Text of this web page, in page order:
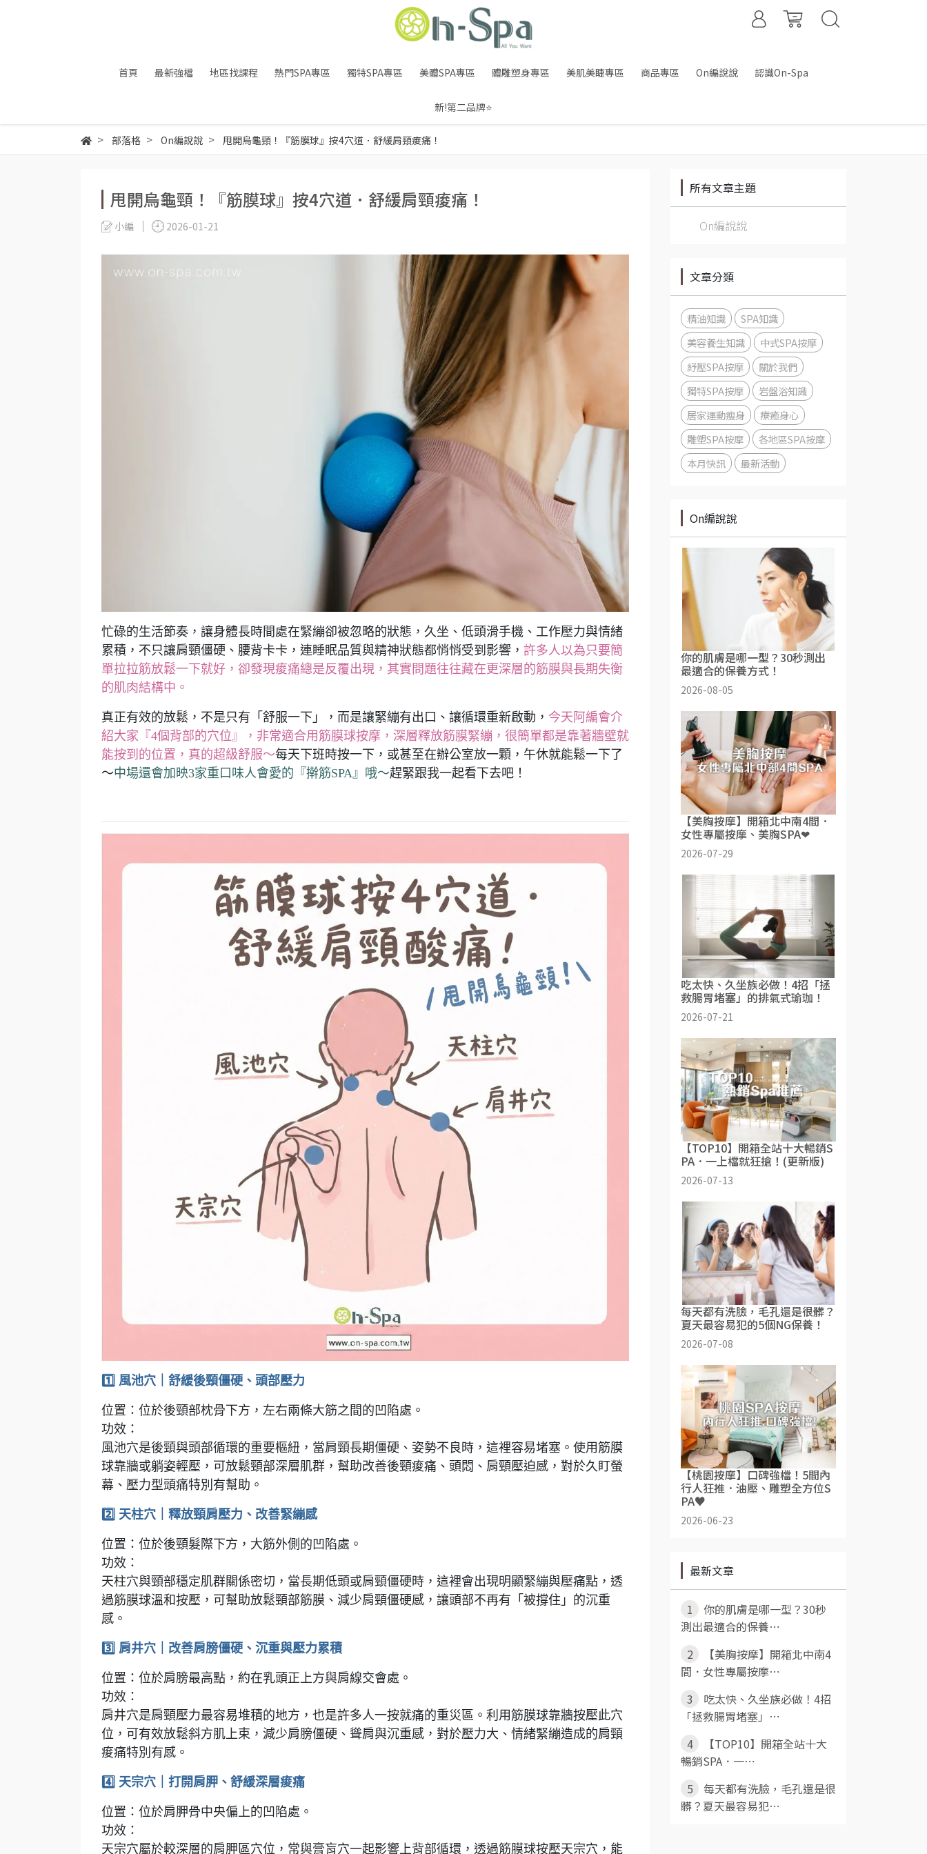
首頁 最新強檔 地區找課程 熱門SPA專區 獨特SPA專區 美體SPA專區 體雕塑身專區 美肌美睫專區 商品專區 On編說說 認識On-Spa
新!第二品牌⭐
部落格 On編說說 甩開烏龜頸！『筋膜球』按4穴道．舒緩肩頸痠痛！
甩開烏龜頸！『筋膜球』按4穴道．舒緩肩頸痠痛！
小編 2026-01-21
忙碌的生活節奏，讓身體長時間處在緊繃卻被忽略的狀態，久坐、低頭滑手機、工作壓力與情緒
累積，不只讓肩頸僵硬、腰背卡卡，連睡眠品質與精神狀態都悄悄受到影響， 許多人以為只要簡
單拉拉筋放鬆一下就好，卻發現痠痛總是反覆出現，其實問題往往藏在更深層的筋膜與長期失衡
的肌肉結構中。
真正有效的放鬆，不是只有「舒服一下」，而是讓緊繃有出口、讓循環重新啟動， 今天阿編會介
紹大家『4個背部的穴位』，非常適合用筋膜球按摩，深層釋放筋膜緊繃，很簡單都是靠著牆壁就
能按到的位置，真的超級舒服～每天下班時按一下，或甚至在辦公室放一顆，午休就能鬆一下了
～中場還會加映3家重口味人會愛的『擀筋SPA』哦～趕緊跟我一起看下去吧！
1️⃣ 風池穴｜舒緩後頸僵硬、頭部壓力
位置：位於後頸部枕骨下方，左右兩條大筋之間的凹陷處。
功效：
風池穴是後頸與頭部循環的重要樞紐，當肩頸長期僵硬、姿勢不良時，這裡容易堵塞。使用筋膜
球靠牆或躺姿輕壓，可放鬆頸部深層肌群，幫助改善後頸痠痛、頭悶、肩頸壓迫感，對於久盯螢
幕、壓力型頭痛特別有幫助。
2️⃣ 天柱穴｜釋放頸肩壓力、改善緊繃感
位置：位於後頸髮際下方，大筋外側的凹陷處。
功效：
天柱穴與頸部穩定肌群關係密切，當長期低頭或肩頸僵硬時，這裡會出現明顯緊繃與壓痛點，透
過筋膜球溫和按壓，可幫助放鬆頸部筋膜、減少肩頸僵硬感，讓頭部不再有「被撐住」的沉重
感。
3️⃣ 肩井穴｜改善肩膀僵硬、沉重與壓力累積
位置：位於肩膀最高點，約在乳頭正上方與肩線交會處。
功效：
肩井穴是肩頸壓力最容易堆積的地方，也是許多人一按就痛的重災區。利用筋膜球靠牆按壓此穴
位，可有效放鬆斜方肌上束，減少肩膀僵硬、聳肩與沉重感，對於壓力大、情緒緊繃造成的肩頸
痠痛特別有感。
4️⃣ 天宗穴｜打開肩胛、舒緩深層痠痛
位置：位於肩胛骨中央偏上的凹陷處。
功效：
天宗穴屬於較深層的肩胛區穴位，常與膏肓穴一起影響上背部循環，透過筋膜球按壓天宗穴，能
所有文章主題
On編說說
文章分類
精油知識
SPA知識
美容養生知識
中式SPA按摩
紓壓SPA按摩
關於我們
獨特SPA按摩
岩盤浴知識
居家運動瘦身
療癒身心
雕塑SPA按摩
各地區SPA按摩
本月快訊
最新活動
On編說說
你的肌膚是哪一型？30秒測出
最適合的保養方式！
2026-08-05
【美胸按摩】開箱北中南4間．
女性專屬按摩、美胸SPA❤
2026-07-29
吃太快、久坐族必做！4招「拯
救腸胃堵塞」的排氣式瑜珈！
2026-07-21
【TOP10】開箱全站十大暢銷S
PA．一上檔就狂搶！(更新版)
2026-07-13
每天都有洗臉，毛孔還是很髒？
夏天最容易犯的5個NG保養！
2026-07-08
【桃園按摩】口碑強檔！5間內
行人狂推．油壓、雕塑全方位S
PA♥
2026-06-23
最新文章
1
你的肌膚是哪一型？30秒
測出最適合的保養⋯
2
【美胸按摩】開箱北中南4
間．女性專屬按摩⋯
3
吃太快、久坐族必做！4招
「拯救腸胃堵塞」⋯
4
【TOP10】開箱全站十大
暢銷SPA．一⋯
5
每天都有洗臉，毛孔還是很
髒？夏天最容易犯⋯